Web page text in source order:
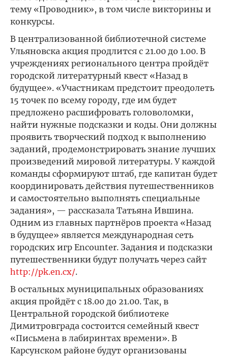
тему «Проводник», в том числе викторины и
конкурсы.
В централизованной библиотечной системе
Ульяновска акция продлится с 21.00 до 1.00. В
учреждениях регионального центра пройдёт
городской литературный квест «Назад в
будущее». «Участникам предстоит преодолеть
15 точек по всему городу, где им будет
предложено расшифровать головоломки,
найти нужные подсказки и коды. Они должны
проявить творческий подход к выполнению
заданий, продемонстрировать знание лучших
произведений мировой литературы. У каждой
команды сформируют штаб, где капитан будет
координировать действия путешественников
и самостоятельно выполнять специальные
задания», — рассказала Татьяна Ившина.
Одним из главных партнёров проекта «Назад
в будущее» является международная сеть
городских игр Encounter. Задания и подсказки
путешественники будут получать через сайт
http://pk.en.cx/.
В остальных муниципальных образованиях
акция пройдёт с 18.00 до 21.00. Так, в
Центральной городской библиотеке
Димитровграда состоится семейный квест
«Письмена в лабиринтах времени». В
Карсунском районе будут организованы